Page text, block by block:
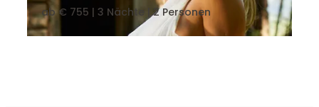
ab € 755 | 3 Nächte | 2 Personen